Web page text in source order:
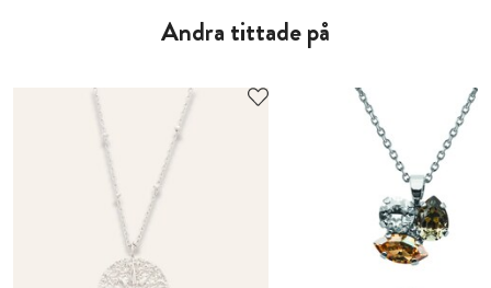
Andra tittade på